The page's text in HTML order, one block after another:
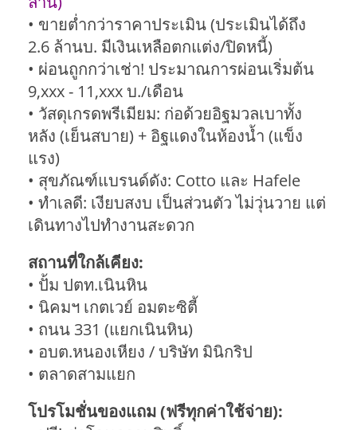
• ขายต่ำกว่าราคาประเมิน (ประเมินได้ถึง
2.6 ล้านบ. มีเงินเหลือตกแต่ง/ปิดหนี้)
• ผ่อนถูกกว่าเช่า! ประมาณการผ่อนเริ่มต้น
9,xxx - 11,xxx บ./เดือน
• วัสดุเกรดพรีเมียม: ก่อด้วยอิฐมวลเบาทั้ง
หลัง (เย็นสบาย) + อิฐแดงในห้องน้ำ (แข็ง
แรง)
• สุขภัณฑ์แบรนด์ดัง: Cotto และ Hafele
• ทำเลดี: เงียบสงบ เป็นส่วนตัว ไม่วุ่นวาย แต่
เดินทางไปทำงานสะดวก
สถานที่ใกล้เคียง:
• ปั้ม ปตท.เนินหิน
• นิคมฯ เกตเวย์ อมตะซิตี้
• ถนน 331 (แยกเนินหิน)
• อบต.หนองเหียง / บริษัท มินิกริป
• ตลาดสามแยก
โปรโมชั่นของแถม (ฟรีทุกค่าใช้จ่าย):